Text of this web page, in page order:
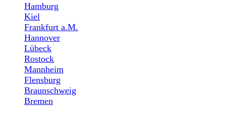
Hamburg
Kiel
Frankfurt a.M.
Hannover
Lübeck
Rostock
Mannheim
Flensburg
Braunschweig
Bremen